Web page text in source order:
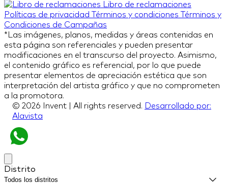
Libro de reclamaciones
Políticas de privacidad
Términos y condiciones
Términos y
Condiciones de Campañas
*Las imágenes, planos, medidas y áreas contenidas en
esta página son referenciales y pueden presentar
modificaciones en el transcurso del proyecto. Asimismo,
el contenido gráfico es referencial, por lo que puede
presentar elementos de apreciación estética que son
interpretación del artista gráfico y que no comprometen
a la promotora.
© 2026 Invent | All rights reserved. Desarrollado por:
Alavista
Distrito